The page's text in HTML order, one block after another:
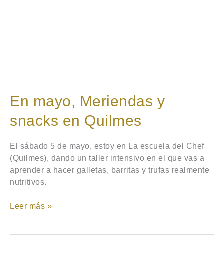
En mayo, Meriendas y
snacks en Quilmes
El sábado 5 de mayo, estoy en La escuela del Chef
(Quilmes), dando un taller intensivo en el que vas a
aprender a hacer galletas, barritas y trufas realmente
nutritivos.
Leer más »